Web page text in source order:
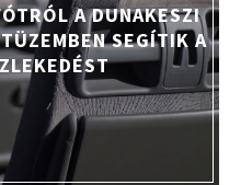
A DUNAKESZI
SEGÍTIK A